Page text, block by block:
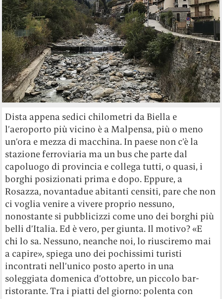
Dista appena sedici chilometri da Biella e
l’aeroporto più vicino è a Malpensa, più o meno
un’ora e mezza di macchina. In paese non c’è la
stazione ferroviaria ma un bus che parte dal
capoluogo di provincia e collega tutti, o quasi, i
borghi posizionati prima e dopo. Eppure, a
Rosazza, novantadue abitanti censiti, pare che non
ci voglia venire a vivere proprio nessuno,
nonostante si pubblicizzi come uno dei borghi più
belli d’Italia. Ed è vero, per giunta. Il motivo? «E
chi lo sa. Nessuno, neanche noi, lo riusciremo mai
a capire», spiega uno dei pochissimi turisti
incontrati nell’unico posto aperto in una
soleggiata domenica d’ottobre, un piccolo bar-
ristorante. Tra i piatti del giorno: polenta con